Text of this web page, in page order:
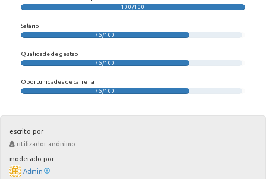
100/100
Salário
75/100
Qualidade de gestão
75/100
Oportunidades de carreira
75/100
escrito por
utilizador anónimo
moderado por
Admin